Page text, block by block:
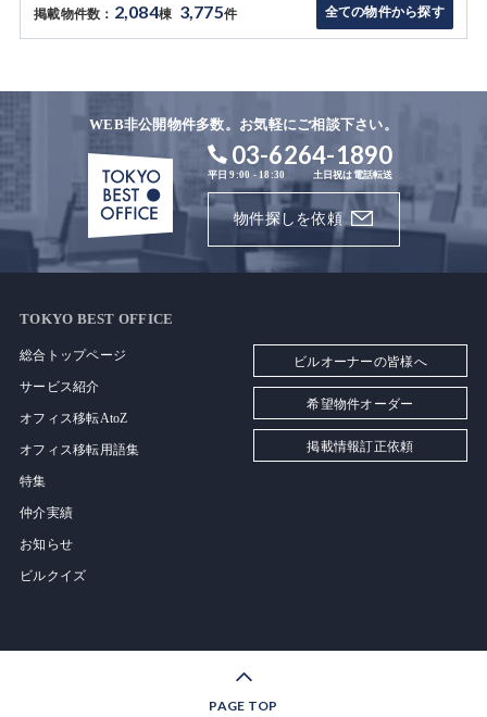
掲載物件数： 2,084棟 3,775件 全ての物件から探す
WEB非公開物件多数。お気軽にご相談下さい。
03-6264-1890
平日 9:00 - 18:30 土日祝は電話転送
物件探しを依頼
TOKYO BEST OFFICE
総合トップページ
サービス紹介
オフィス移転AtoZ
オフィス移転用語集
特集
仲介実績
お知らせ
ビルクイズ
ビルオーナーの皆様へ
希望物件オーダー
掲載情報訂正依頼
PAGE TOP